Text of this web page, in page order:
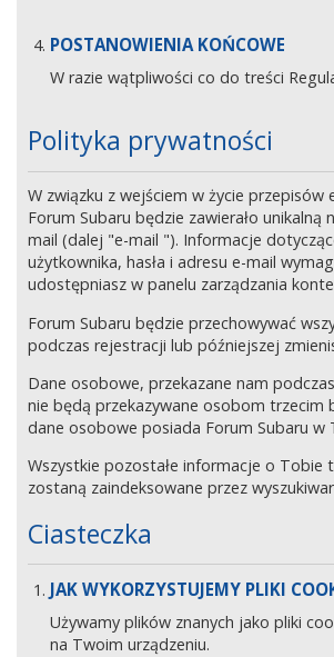
POSTANOWIENIA KOŃCOWE
W razie wątpliwości co do treści
Polityka prywatności
W związku z wejściem w życie
Forum Subaru będzie zawierało
mail (dalej "e-mail "). Informacje
użytkownika, hasła i adresu e-mail
udostępniasz w panelu zarządzania
Forum Subaru będzie przechowywać
podczas rejestracji lub późniejszej
Dane osobowe, przekazane nam
nie będą przekazywane osobom
dane osobowe posiada Forum Subaru
Wszystkie pozostałe informacje o Tobie
zostaną zaindeksowane przez
Ciasteczka
JAK WYKORZYSTUJEMY PLIKI
Używamy plików znanych jako pliki
na Twoim urządzeniu.